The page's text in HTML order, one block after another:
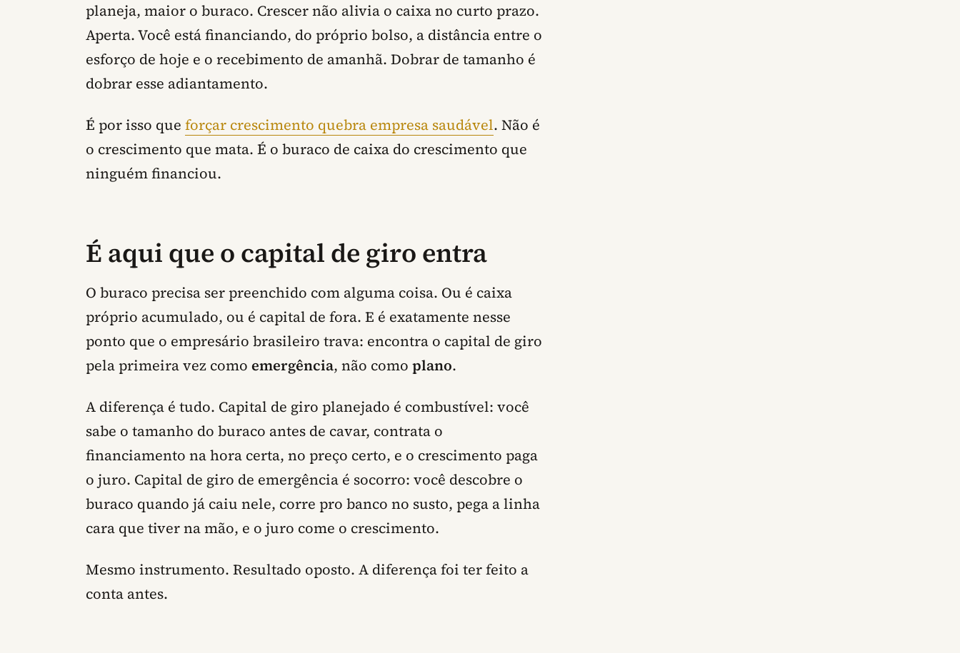
planeja, maior o buraco. Crescer não alivia o caixa no curto prazo.
Aperta. Você está financiando, do próprio bolso, a distância entre o
esforço de hoje e o recebimento de amanhã. Dobrar de tamanho é
dobrar esse adiantamento.
É por isso que forçar crescimento quebra empresa saudável. Não é
o crescimento que mata. É o buraco de caixa do crescimento que
ninguém financiou.
É aqui que o capital de giro entra
O buraco precisa ser preenchido com alguma coisa. Ou é caixa
próprio acumulado, ou é capital de fora. E é exatamente nesse
ponto que o empresário brasileiro trava: encontra o capital de giro
pela primeira vez como emergência, não como plano.
A diferença é tudo. Capital de giro planejado é combustível: você
sabe o tamanho do buraco antes de cavar, contrata o
financiamento na hora certa, no preço certo, e o crescimento paga
o juro. Capital de giro de emergência é socorro: você descobre o
buraco quando já caiu nele, corre pro banco no susto, pega a linha
cara que tiver na mão, e o juro come o crescimento.
Mesmo instrumento. Resultado oposto. A diferença foi ter feito a
conta antes.